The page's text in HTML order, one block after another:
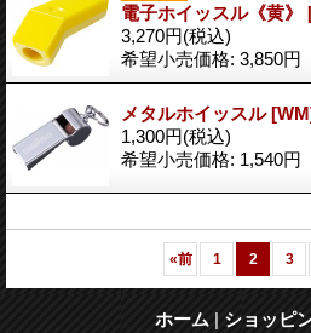
電子ホイッスル《黄》
3,270円(税込)
希望小売価格: 3,850円
メタルホイッスル
1,300円(税込)
希望小売価格: 1,540円
«前 1 2 3
ホーム | ショッピ